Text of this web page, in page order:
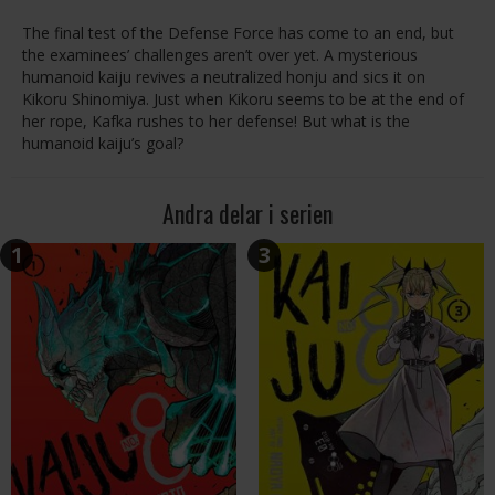
The final test of the Defense Force has come to an end, but
the examinees’ challenges aren’t over yet. A mysterious
humanoid kaiju revives a neutralized honju and sics it on
Kikoru Shinomiya. Just when Kikoru seems to be at the end of
her rope, Kafka rushes to her defense! But what is the
humanoid kaiju’s goal?
Andra delar i serien
1 3